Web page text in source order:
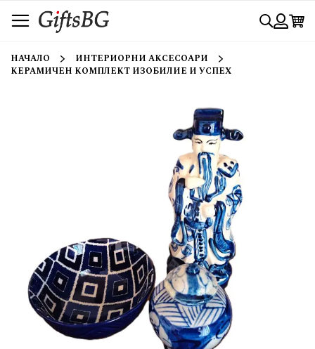
към
съдържанието
Търси
НАЧАЛО
ИНТЕРИОРНИ АКСЕСОАРИ
КЕРАМИЧЕН КОМПЛЕКТ ИЗОБИЛИЕ И УСПЕХ